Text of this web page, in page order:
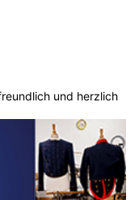
und herzlich